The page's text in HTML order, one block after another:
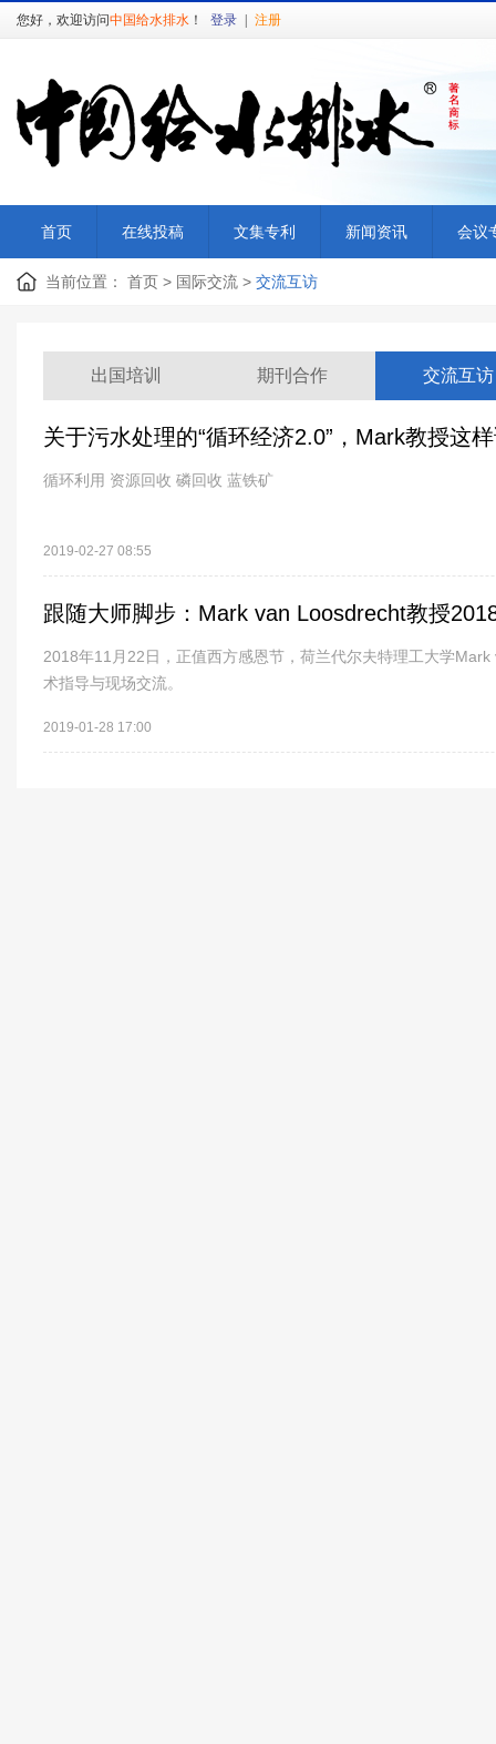
您好，欢迎访问中国给水排水 ！ 登录 注册
首页 在线投稿 文集专利 新闻资讯 会议
当前位置： 首页 > 国际交流 > 交流互访
出国培训 期刊合作 交流互访
关于污水处理的“循环经济2.0”，Mark教授这
循环利用 资源回收 磷回收 蓝铁矿
2019-02-27 08:55
2018年11月22日，正值西方感恩节，荷兰代尔夫特理工大学
术指导与现场交流。
2019-01-28 17:00